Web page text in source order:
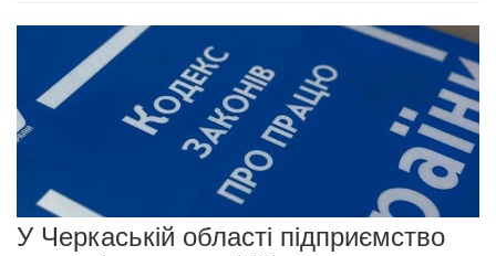
У Черкаській області підприємство